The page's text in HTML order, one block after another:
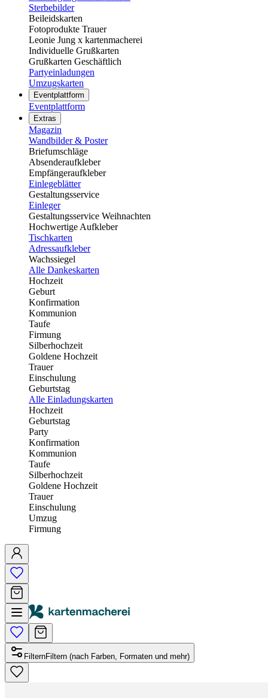
Sterbebilder
Beileidskarten
Fotoprodukte Trauer
Leonie Jung x kartenmacherei
Individuelle Grußkarten
Grußkarten Geschäftlich
Partyeinladungen
Umzugskarten
Eventplattform
Eventplattform
Extras
Magazin
Wandbilder & Poster
Briefumschläge
Absenderaufkleber
Empfängeraufkleber
Einlegeblätter
Gestaltungsservice
Einleger
Gestaltungsservice Weihnachten
Hochwertige Aufkleber
Tischkarten
Adressaufkleber
Wachssiegel
Alle Dankeskarten
Hochzeit
Geburt
Konfirmation
Kommunion
Taufe
Firmung
Silberhochzeit
Goldene Hochzeit
Trauer
Einschulung
Geburtstag
Alle Einladungskarten
Hochzeit
Geburtstag
Party
Konfirmation
Kommunion
Taufe
Silberhochzeit
Goldene Hochzeit
Trauer
Einschulung
Umzug
Firmung
FilternFiltern (nach Farben, Formaten und mehr)